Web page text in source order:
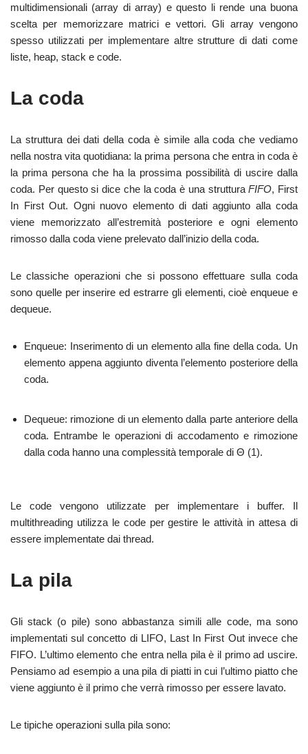
multidimensionali (array di array) e questo li rende una buona
scelta per memorizzare matrici e vettori. Gli array vengono
spesso utilizzati per implementare altre strutture di dati come
liste, heap, stack e code.
La coda
La struttura dei dati della coda è simile alla coda che vediamo
nella nostra vita quotidiana: la prima persona che entra in coda è
la prima persona che ha la prossima possibilità di uscire dalla
coda. Per questo si dice che la coda è una strutturaFIFO, First
In First Out. Ogni nuovo elemento di dati aggiunto alla coda
viene memorizzato all’estremità posteriore e ogni elemento
rimosso dalla coda viene prelevato dall’inizio della coda.
Le classiche operazioni che si possono effettuare sulla coda
sono quelle per inserire ed estrarre gli elementi, cioè enqueue e
dequeue.
Enqueue: Inserimento di un elemento alla fine della coda. Un
elemento appena aggiunto diventa l’elemento posteriore della
coda.
Dequeue: rimozione di un elemento dalla parte anteriore della
coda. Entrambe le operazioni di accodamento e rimozione
dalla coda hanno una complessità temporale di Θ (1).
Le code vengono utilizzate per implementare i buffer. Il
multithreading utilizza le code per gestire le attività in attesa di
essere implementate dai thread.
La pila
Gli stack (o pile) sono abbastanza simili alle code, ma sono
implementati sul concetto di LIFO, Last In First Out invece che
FIFO. L’ultimo elemento che entra nella pila è il primo ad uscire.
Pensiamo ad esempio a una pila di piatti in cui l’ultimo piatto che
viene aggiunto è il primo che verrà rimosso per essere lavato.
Le tipiche operazioni sulla pila sono: